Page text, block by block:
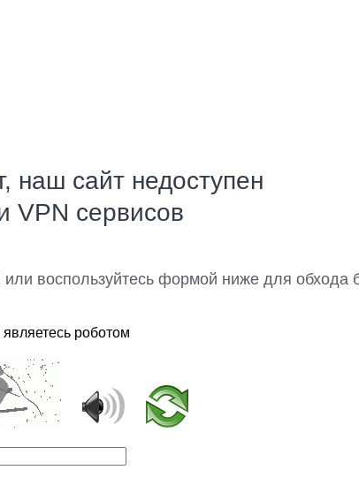
наш сайт недоступен
VPN сервисов
воспользуйтесь формой ниже для обхода
роботом